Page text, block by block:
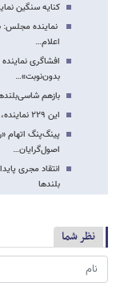
کنایه سنگین
نماینده مجلس:
اعلام…
افشاگری
بدون‌نوبت»…
بازهم
این ۲۲۹ نماینده، «اعلام» کردند، «شاسی‌بلند» نگرفته‌اند + اسامی
پینگ‌پنگ اتهام
اصول‌گرایان…
انتقاد مجری
بلندها
نظر شما